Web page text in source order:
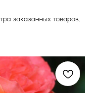
заказанных товаров.